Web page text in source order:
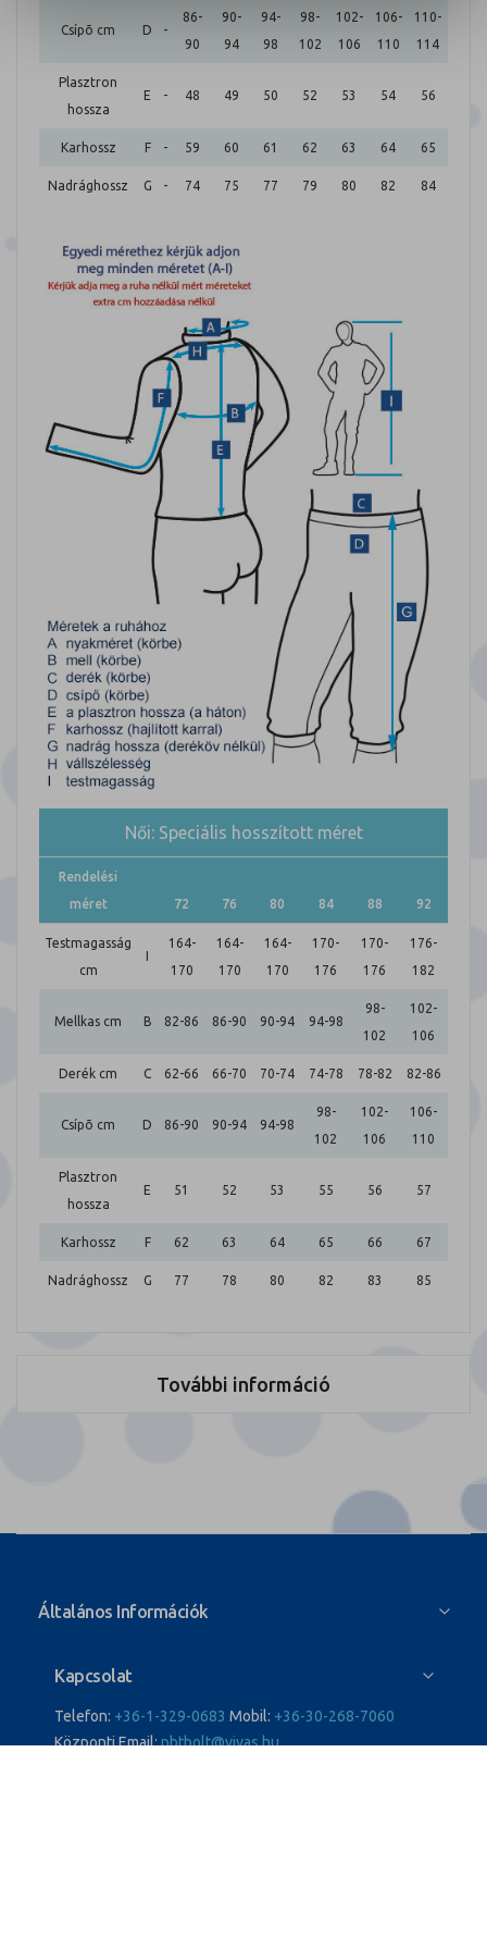
Csípõ cm D -
86-
90
90-
94
94-
98
98-
102
102-
106
106-
110
110-
114
Plasztron
hossza
E - 48 49 50 52 53 54 56
Karhossz F - 59 60 61 62 63 64 65
Nadrághossz G - 74 75 77 79 80 82 84
Női: Speciális hosszított méret
Rendelési
méret
72 76 80 84 88 92
Testmagasság
cm
I
164-
170
164-
170
164-
170
170-
176
170-
176
176-
182
Mellkas cm B 82-86 86-90 90-94 94-98
98-
102
102-
106
Derék cm C 62-66 66-70 70-74 74-78 78-82 82-86
Csípõ cm D 86-90 90-94 94-98
98-
102
102-
106
106-
110
Plasztron
hossza
E 51 52 53 55 56 57
Karhossz F 62 63 64 65 66 67
Nadrághossz G 77 78 80 82 83 85
További információ
Általános Információk
Kapcsolat
Telefon: +36-1-329-0683 Mobil: +36-30-268-7060
Központi Email:pbtbolt@vivas.hu